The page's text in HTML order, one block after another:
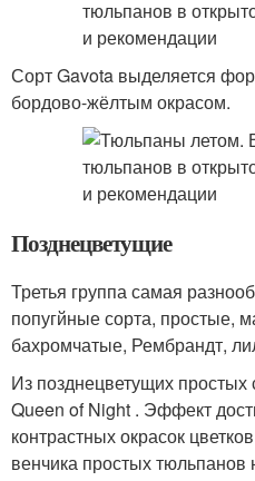
Сорт Gavota выделяется
бордово-жёлтым окрасом.
Позднецветущие
Третья группа самая
попугйные сорта, простые,
бахромчатые, Рембрандт,
Из позднецветущих
Queen of Night . Эффект
контрастных окрасок
венчика простых тюльпанов